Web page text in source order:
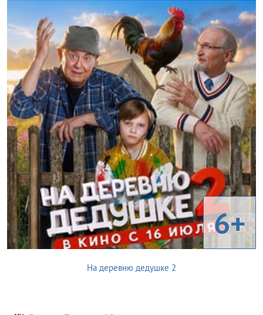
6+
На деревню дедушке 2